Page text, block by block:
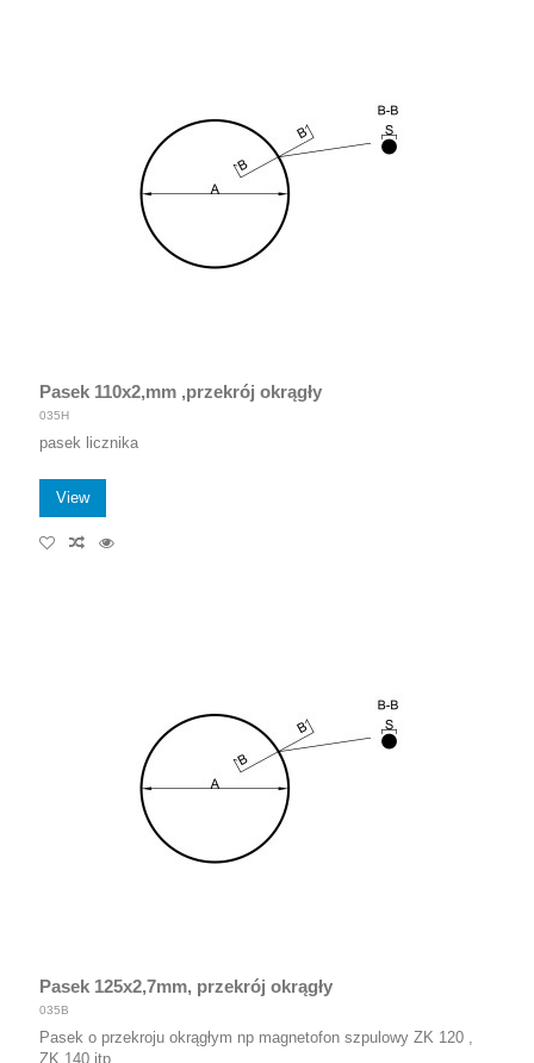
Pasek 110x2,mm ,przekrój okrągły
035H
pasek licznika
View
Pasek 125x2,7mm, przekrój okrągły
035B
Pasek o przekroju okrągłym np magnetofon szpulowy ZK 120 ,
ZK 140 itp